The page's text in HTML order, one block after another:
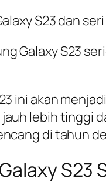
S23 dan
Galaxy S23
ini akan
lebih tinggi
di tahun
S23